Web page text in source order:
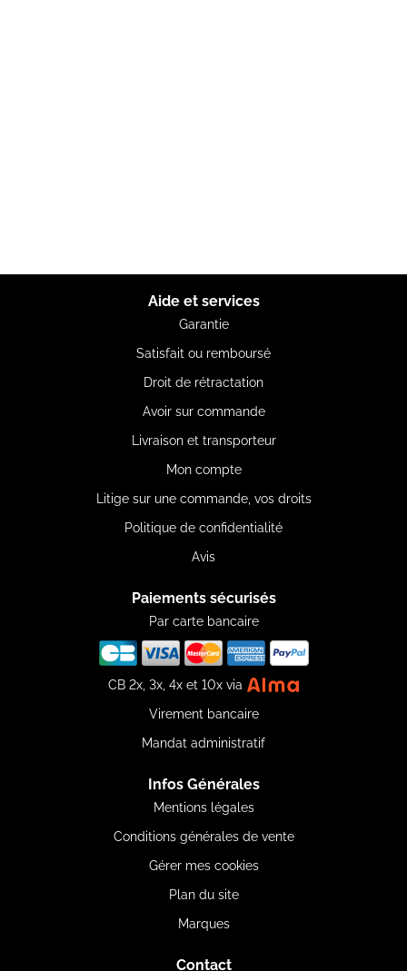
Aide et services
Garantie
Satisfait ou remboursé
Droit de rétractation
Avoir sur commande
Livraison et transporteur
Mon compte
Litige sur une commande, vos droits
Politique de confidentialité
Avis
Paiements sécurisés
Par carte bancaire
CB 2x, 3x, 4x et 10x via
Virement bancaire
Mandat administratif
Infos Générales
Mentions légales
Conditions générales de vente
Gérer mes cookies
Plan du site
Marques
Contact